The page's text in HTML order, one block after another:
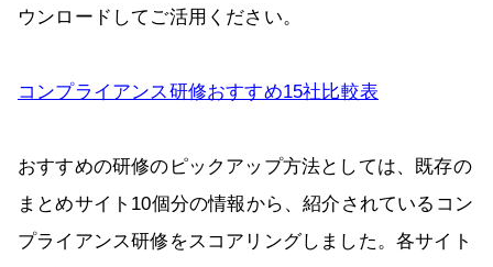
ウンロードしてご活用ください。
コンプライアンス研修おすすめ15社比較表
おすすめの研修のピックアップ方法としては、既存の
まとめサイト10個分の情報から、紹介されているコン
プライアンス研修をスコアリングしました。各サイト